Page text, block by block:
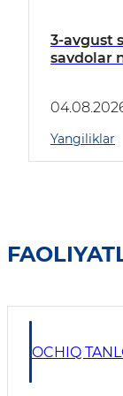
3-avgust
savdolar
Yangiliklar
OCHIQ